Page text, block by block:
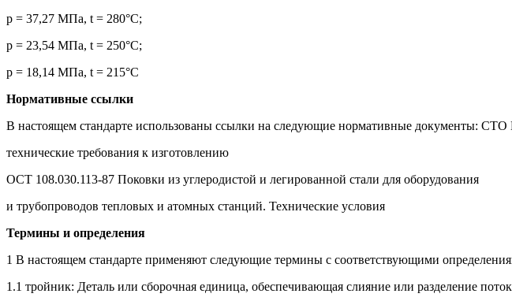
р = 37,27 МПа, t = 280°С;
р = 23,54 МПа, t = 250°С;
р = 18,14 МПа, t = 215°C
Нормативные ссылки
В настоящем стандарте использованы ссылки на следующие нормативные документы:
технические требования к изготовлению
ОСТ 108.030.113-87 Поковки из углеродистой и легированной стали для оборудования
и трубопроводов тепловых и атомных станций. Технические условия
Термины и определения
1 В настоящем стандарте применяют следующие термины с соответствующими
1.1 тройник: Деталь или сборочная единица, обеспечивающая слияние или разделение